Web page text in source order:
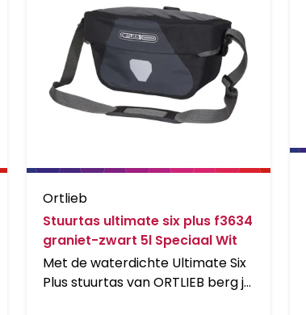
Ortlieb
Stuurtas ultimate six plus f3634
graniet-zwart 5l Speciaal Wit
Met de waterdichte Ultimate Six
Plus stuurtas van ORTLIEB berg je